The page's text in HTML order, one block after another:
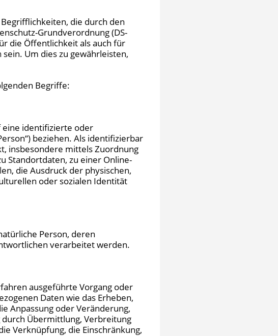
die durch den
Grundverordnung (DS-
die Öffentlichkeit als auch für
Um dies zu gewährleisten,
Begriffe:
eine identifizierte oder
beziehen. Als identifizierbar
insbesondere mittels Zuordnung
Standortdaten, zu einer Online-
die Ausdruck der physischen,
oder sozialen Identität
Person, deren
verarbeitet werden.
ausgeführte Vorgang oder
Daten wie das Erheben,
Anpassung oder Veränderung,
durch Übermittlung, Verbreitung
Verknüpfung, die Einschränkung,